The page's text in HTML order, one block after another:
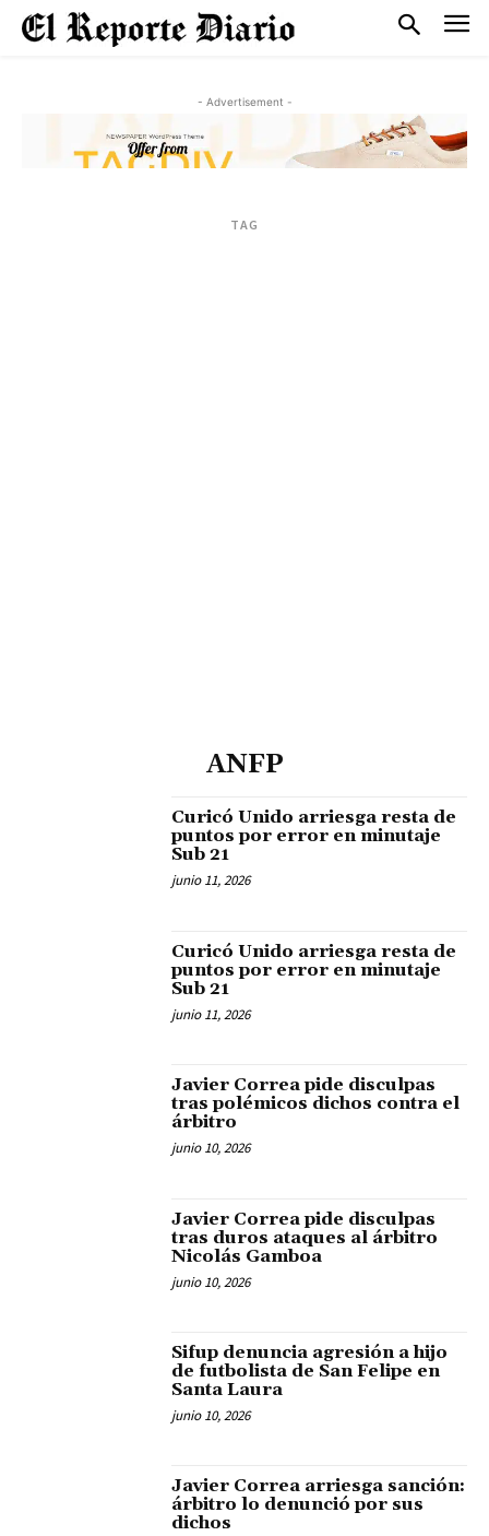
- Advertisement -
TAG
ANFP
Curicó Unido arriesga resta de
puntos por error en minutaje
Sub 21
junio 11, 2026
Curicó Unido arriesga resta de
puntos por error en minutaje
Sub 21
junio 11, 2026
Javier Correa pide disculpas
tras polémicos dichos contra el
árbitro
junio 10, 2026
Javier Correa pide disculpas
tras duros ataques al árbitro
Nicolás Gamboa
junio 10, 2026
Sifup denuncia agresión a hijo
de futbolista de San Felipe en
Santa Laura
junio 10, 2026
Javier Correa arriesga sanción:
árbitro lo denunció por sus
dichos